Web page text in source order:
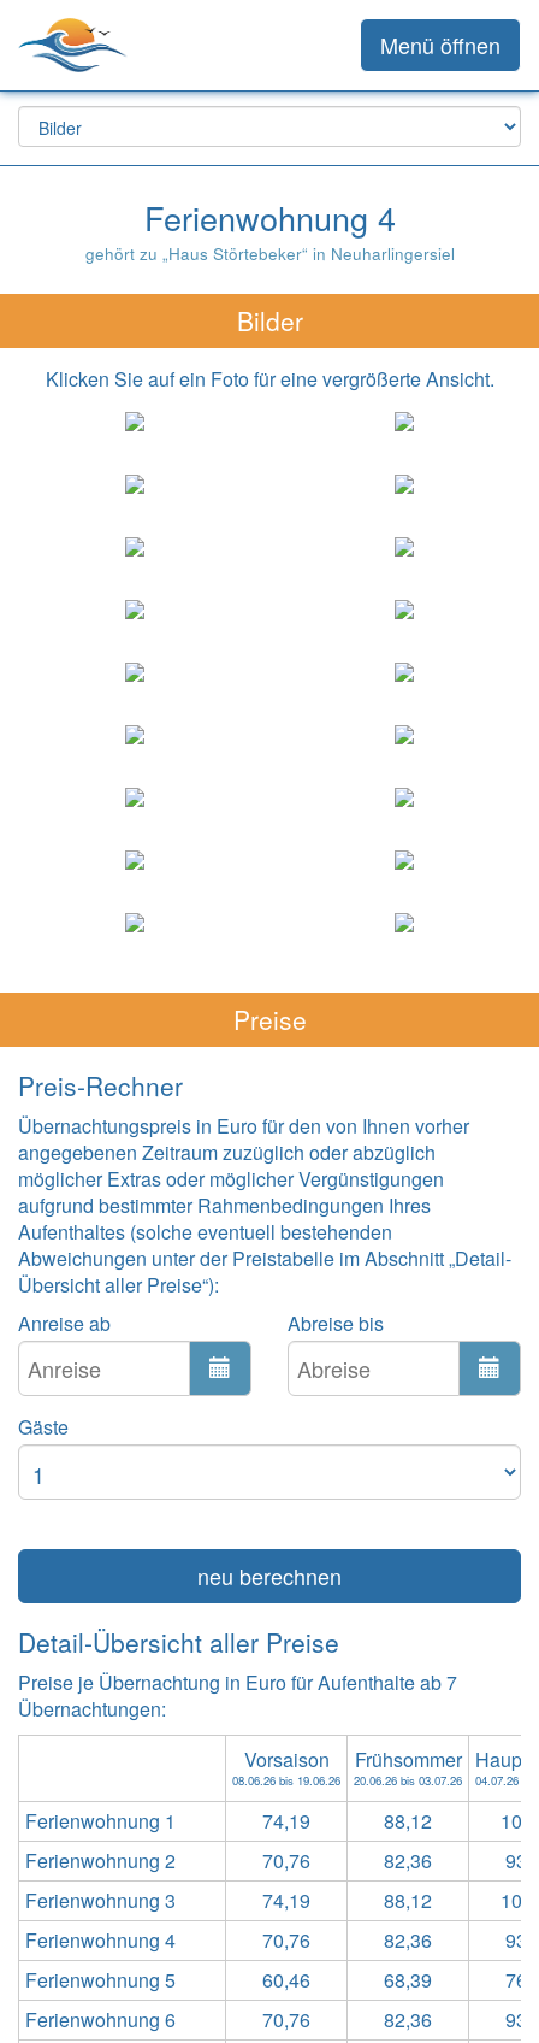
Menü öffnen
Ferienwohnung 4
gehört zu „Haus Störtebeker“ in Neuharlingersiel
Bilder
Klicken Sie auf ein Foto für eine vergrößerte Ansicht.
Preise
Preis-Rechner
Übernachtungspreis in Euro für den von Ihnen vorher
angegebenen Zeitraum zuzüglich oder abzüglich
möglicher Extras oder möglicher Vergünstigungen
aufgrund bestimmter Rahmenbedingungen Ihres
Aufenthaltes (solche eventuell bestehenden
Abweichungen unter der Preistabelle im Abschnitt „Detail-
Übersicht aller Preise“):
Anreise ab
Abreise bis
Gäste
neu berechnen
Detail-Übersicht aller Preise
Preise je Übernachtung in Euro für Aufenthalte ab 7
Übernachtungen:
Ferienwohnung 1
Ferienwohnung 2
Ferienwohnung 3
Ferienwohnung 4
Ferienwohnung 5
Ferienwohnung 6
Vorsaison
08.06.26 bis 19.06.26
Frühsommer
20.06.26 bis 03.07.26 04.07.26
74,19 88,12
70,76
82,36
74,19
88,12
70,76
82,36
60,46
68,39
70,76
82,36